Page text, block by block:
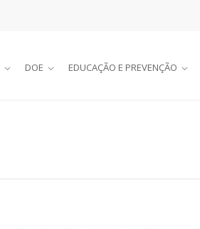
DOE EDUCAÇÃO E PREVENÇÃO